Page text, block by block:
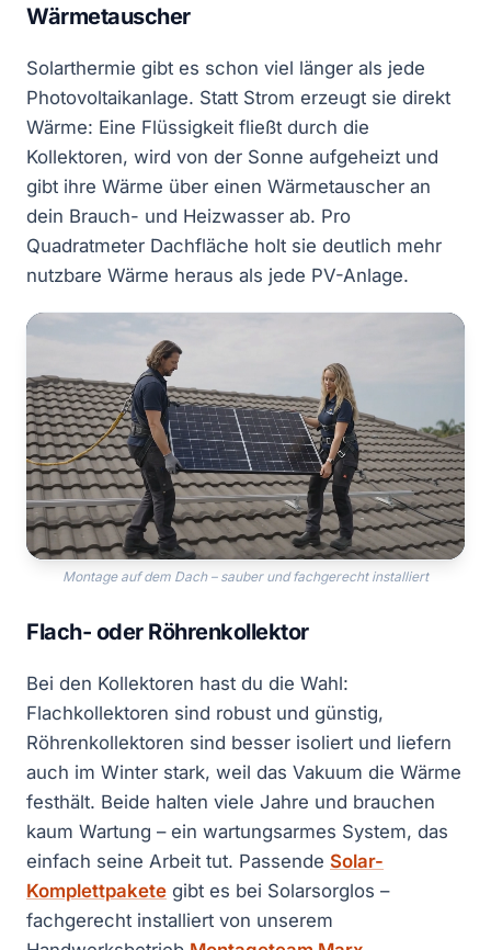
Wärmetauscher
Solarthermie gibt es schon viel länger als jede
Photovoltaikanlage. Statt Strom erzeugt sie direkt
Wärme: Eine Flüssigkeit fließt durch die
Kollektoren, wird von der Sonne aufgeheizt und
gibt ihre Wärme über einen Wärmetauscher an
dein Brauch- und Heizwasser ab. Pro
Quadratmeter Dachfläche holt sie deutlich mehr
nutzbare Wärme heraus als jede PV-Anlage.
Montage auf dem Dach – sauber und fachgerecht installiert
Flach- oder Röhrenkollektor
Bei den Kollektoren hast du die Wahl:
Flachkollektoren sind robust und günstig,
Röhrenkollektoren sind besser isoliert und liefern
auch im Winter stark, weil das Vakuum die Wärme
festhält. Beide halten viele Jahre und brauchen
kaum Wartung – ein wartungsarmes System, das
einfach seine Arbeit tut. Passende Solar-
Komplettpakete gibt es bei Solarsorglos –
fachgerecht installiert von unserem